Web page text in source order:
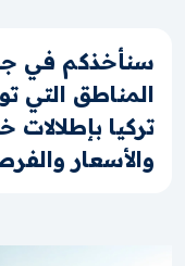
سنأخذكم في
المناطق التي
تركيا بإطلالات
والأسعار